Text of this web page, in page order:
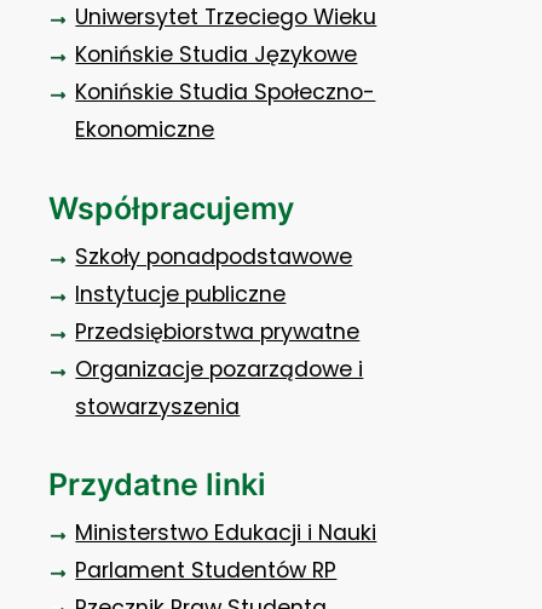
Uniwersytet Trzeciego Wieku
Konińskie Studia Językowe
Konińskie Studia Społeczno-
Ekonomiczne
Współpracujemy
Szkoły ponadpodstawowe
Instytucje publiczne
Przedsiębiorstwa prywatne
Organizacje pozarządowe i
stowarzyszenia
Przydatne linki
Ministerstwo Edukacji i Nauki
Parlament Studentów RP